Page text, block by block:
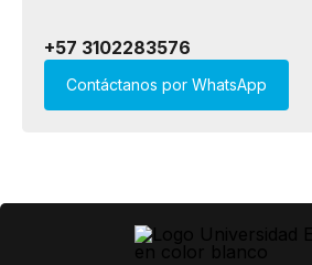
+57 31​​02283576​
Contáctanos por WhatsApp